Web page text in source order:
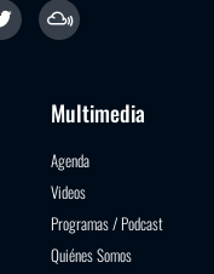
Multimedia
Agenda
Videos
Programas / Podcast
Quiénes Somos